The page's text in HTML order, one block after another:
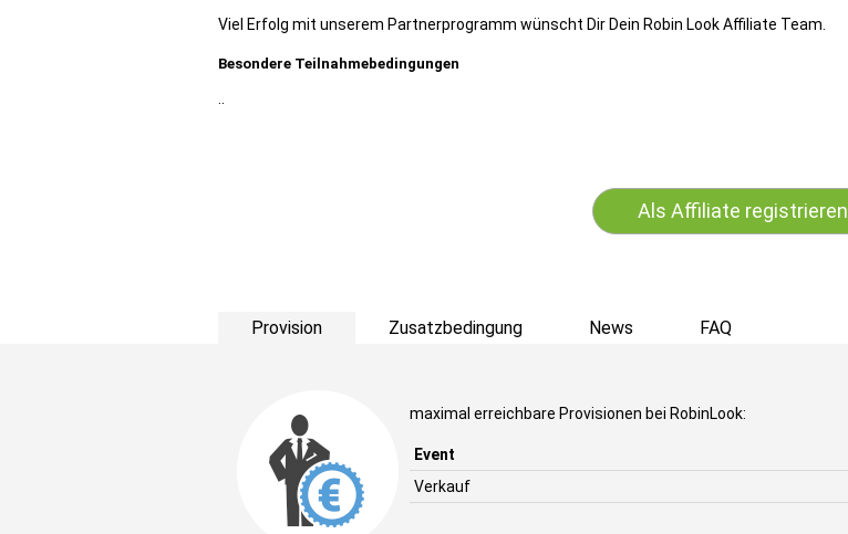
Viel Erfolg mit unserem Partnerprogramm wünscht Dir Dein Robin Look Affiliate Team.
Besondere Teilnahmebedingungen
Als Affiliate registrieren
Provision Zusatzbedingung News FAQ
maximal erreichbare Provisionen bei RobinLook:
Event
Verkauf